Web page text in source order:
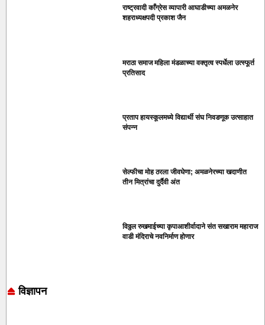
राष्ट्रवादी काँग्रेस व्यापारी आघाडीच्या अमळनेर
शहराध्यक्षपदी प्रकाश जैन
मराठा समाज महिला मंडळाच्या वक्तृत्व स्पर्धेला उत्स्फूर्त
प्रतिसाद
प्रताप हायस्कूलमध्ये विद्यार्थी संघ निवडणूक उत्साहात
संपन्न
सेल्फीचा मोह ठरला जीवघेणा; अमळनेरच्या खदाणीत
तीन मित्रांचा दुर्दैवी अंत
विठ्ठल रुखमाईच्या कृपाआशीर्वादाने संत सखाराम महाराज
वाडी मंदिराचे नवनिर्माण होणार
विज्ञापन